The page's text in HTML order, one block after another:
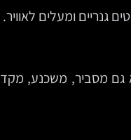
ומעלים לאוויר.
מסביר, משכנע,